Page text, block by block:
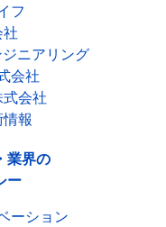
フ
社
ニアリング
会社
会社
報
業界の
ー
ーション